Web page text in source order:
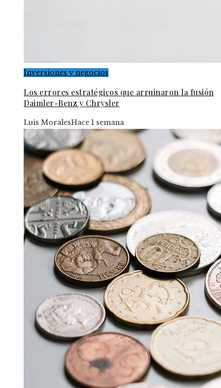
Inversiones y negocios
Los errores estratégicos que arruinaron la fusión
Daimler-Benz y Chrysler
Luis MoralesHace 1 semana